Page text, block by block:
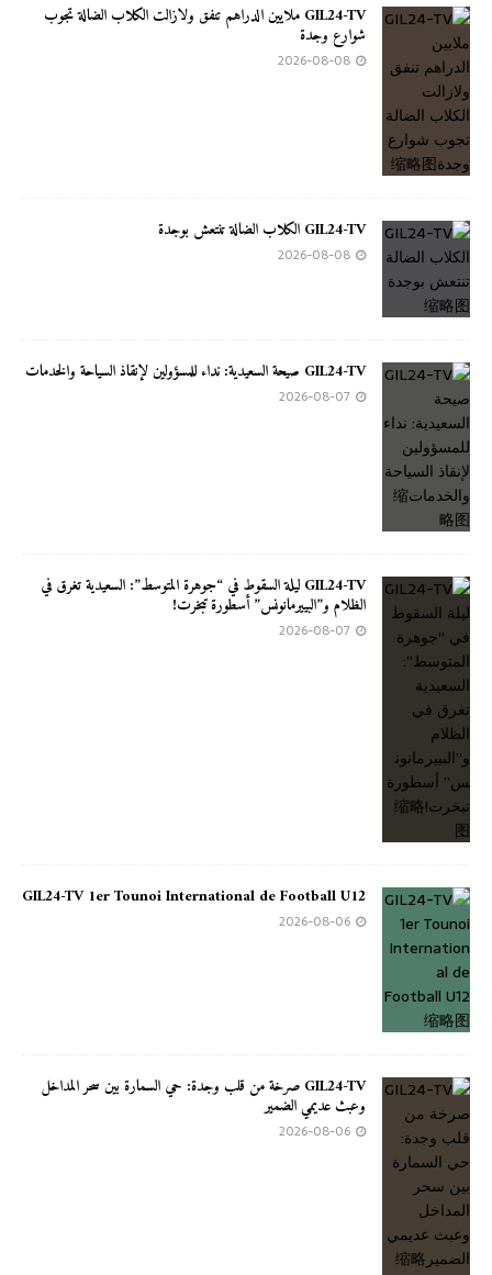
GIL24-TV ملايين الدراهم تنفق ولازالت الكلاب الضالة تجوب
شوارع وجدة
2026-08-08
GIL24-TV الكلاب الضالة تنتعش بوجدة
2026-08-08
GIL24-TV صيحة السعيدية: نداء للمسؤولين لإنقاذ السياحة والخدمات
2026-08-07
GIL24-TV ليلة السقوط في “جوهرة المتوسط”: السعيدية تغرق في
الظلام و”البييرمانونس” أسطورة تبخرت!
2026-08-07
GIL24-TV 1er Tounoi International de Football U12
2026-08-06
GIL24-TV صرخة من قلب وجدة: حي السمارة بين سحر المداخل
وعبث عديمي الضمير
2026-08-06